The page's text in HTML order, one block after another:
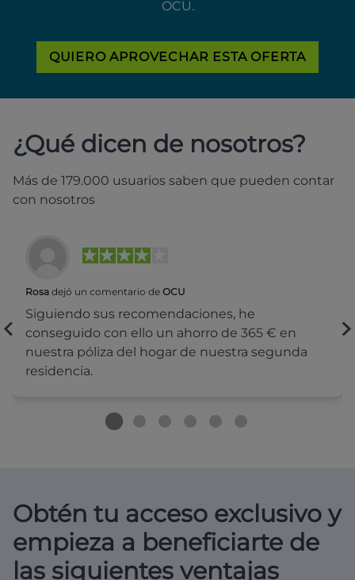
OCU.
QUIERO APROVECHAR ESTA OFERTA
¿Qué dicen de nosotros?
Más de 179.000 usuarios saben que pueden contar
con nosotros
Rosa dejó un comentario de OCU
Siguiendo sus recomendaciones, he
conseguido con ello un ahorro de 365 € en
nuestra póliza del hogar de nuestra segunda
residencia.
Obtén tu acceso exclusivo y
empieza a beneficiarte de
las siguientes ventajas